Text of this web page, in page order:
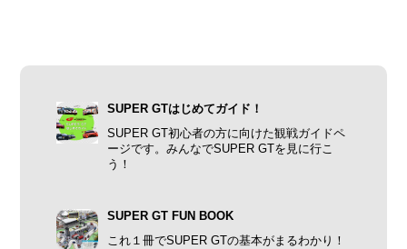
SUPER GTはじめてガイド！
SUPER GT初心者の方に向けた観戦ガイドペ
ージです。みんなでSUPER GTを見に行こ
う！
SUPER GT FUN BOOK
これ１冊でSUPER GTの基本がまるわかり！